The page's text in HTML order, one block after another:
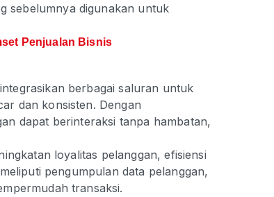
sebelumnya digunakan untuk
Penjualan Bisnis
berbagai saluran untuk
dan konsisten. Dengan
dapat berinteraksi tanpa hambatan,
loyalitas pelanggan, efisiensi
pengumpulan data pelanggan,
transaksi.